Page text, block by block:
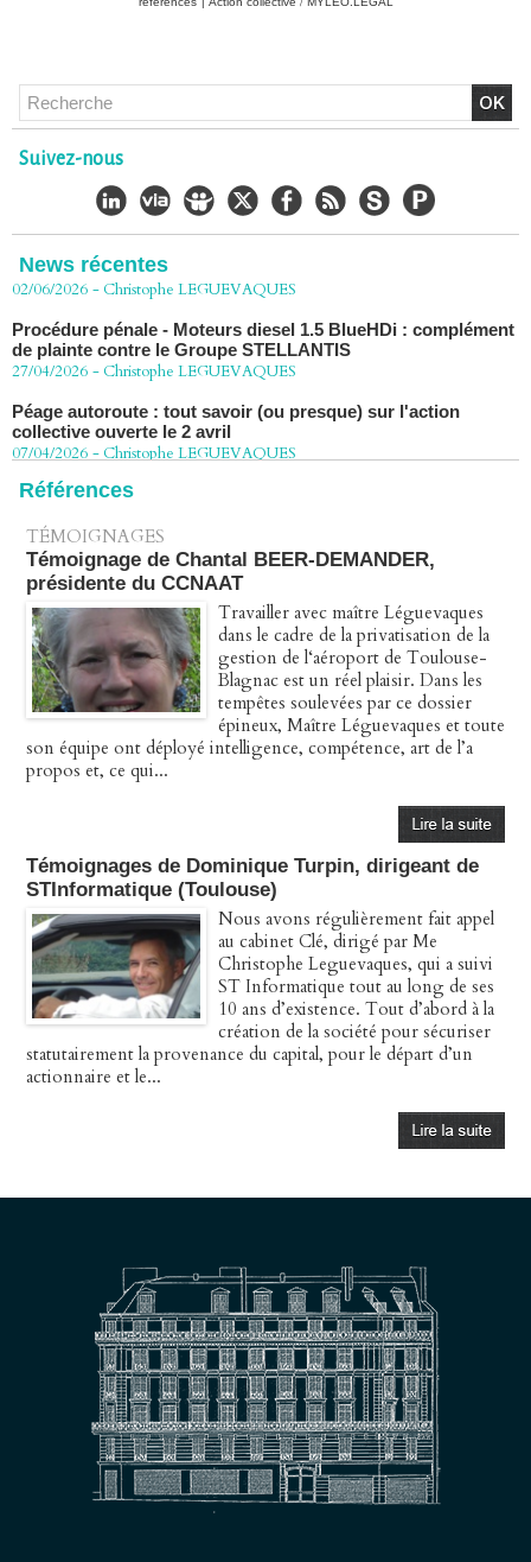
Suivez-nous
News récentes
30/06/2026 -Christophe LEGUEVAQUES
LÈGUEVAQUES (CLE), avocat de parties civiles, après la
-Christophe LEGUEVAQUES
Chlordécone : une loi qui reconnaît, un État qui conteste
02/06/2026 -Christophe LEGUEVAQUES
Procédure pénale - Moteurs diesel 1.5 BlueHDi : complément
de plainte contre le Groupe STELLANTIS
27/04/2026 -Christophe LEGUEVAQUES
Péage autoroute : tout savoir (ou presque) sur l'action
collective ouverte le 2 avril
07/04/2026 -Christophe LEGUEVAQUES
Références
TÉMOIGNAGES
Témoignage de Chantal BEER-DEMANDER,
présidente du CCNAAT
Travailler avec maître Léguevaques
dans le cadre de la privatisation de la
gestion de l‘aéroport de Toulouse-
Blagnac est un réel plaisir. Dans les
tempêtes soulevées par ce dossier
épineux, Maître Léguevaques et toute
son équipe ont déployé intelligence, compétence, art de l’a
propos et, ce qui...
Témoignages de Dominique Turpin, dirigeant de
STInformatique (Toulouse)
Nous avons régulièrement fait appel
au cabinet Clé, dirigé par Me
Christophe Leguevaques, qui a suivi
ST Informatique tout au long de ses
10 ans d’existence. Tout d’abord à la
création de la société pour sécuriser
statutairement la provenance du capital, pour le départ d’un
actionnaire et le...